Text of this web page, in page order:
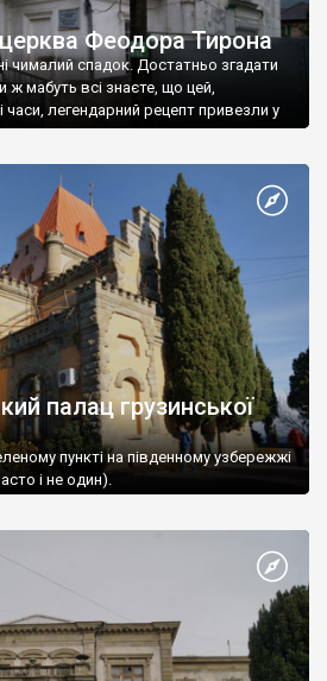
Феодора Тирона
чималий спадок. Достатньо згадати
ж мабуть всі знаєте, що цей,
часи, легендарний рецепт привезли у
палац грузинської
пункті на південному узбережжі
і не один).